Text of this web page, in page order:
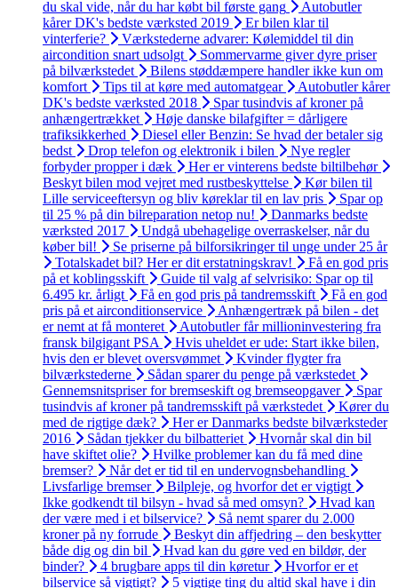
du skal vide, når du har købt bil første gang
Autobutler
kårer DK's bedste værksted 2019
Er bilen klar til
vinterferie?
Værkstederne advarer: Kølemiddel til din
aircondition snart udsolgt
Sommervarme giver dyre priser
på bilværkstedet
Bilens støddæmpere handler ikke kun om
komfort
Tips til at køre med automatgear
Autobutler kårer
DK's bedste værksted 2018
Spar tusindvis af kroner på
anhængertrækket
Høje danske bilafgifter = dårligere
trafiksikkerhed
Diesel eller Benzin: Se hvad der betaler sig
bedst
Drop telefon og elektronik i bilen
Nye regler
forbyder propper i dæk
Her er vinterens bedste biltilbehør
Beskyt bilen mod vejret med rustbeskyttelse
Kør bilen til
Lille serviceeftersyn og bliv køreklar til en lav pris
Spar op
til 25 % på din bilreparation netop nu!
Danmarks bedste
værksted 2017
Undgå ubehagelige overraskelser, når du
køber bil!
Se priserne på bilforsikringer til unge under 25 år
Totalskadet bil? Her er dit erstatningskrav!
Få en god pris
på et koblingsskift
Guide til valg af selvrisiko: Spar op til
6.495 kr. årligt
Få en god pris på tandremsskift
Få en god
pris på et airconditionservice
Anhængertræk på bilen - det
er nemt at få monteret
Autobutler får millioninvestering fra
fransk bilgigant PSA
Hvis uheldet er ude: Start ikke bilen,
hvis den er blevet oversvømmet
Kvinder flygter fra
bilværkstederne
Sådan sparer du penge på værkstedet
Gennemsnitspriser for bremseskift og bremseopgaver
Spar
tusindvis af kroner på tandremsskift på værkstedet
Kører du
med de rigtige dæk?
Her er Danmarks bedste bilværksteder
2016
Sådan tjekker du bilbatteriet
Hvornår skal din bil
have skiftet olie?
Hvilke problemer kan du få med dine
bremser?
Når det er tid til en undervognsbehandling
Livsfarlige bremser
Bilpleje, og hvorfor det er vigtigt
Ikke godkendt til bilsyn - hvad så med omsyn?
Hvad kan
der være med i et bilservice?
Så nemt sparer du 2.000
kroner på ny forrude
Beskyt din affjedring – den beskytter
både dig og din bil
Hvad kan du gøre ved en bildør, der
binder?
4 brugbare apps til din køretur
Hvorfor er et
bilservice så vigtigt?
5 vigtige ting du altid skal have i din